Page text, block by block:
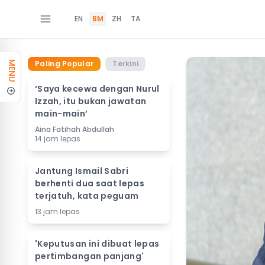
EN BM ZH TA
MENU Paling Popular Terkini
‘Saya kecewa dengan Nurul
Izzah, itu bukan jawatan
main-main’
Aina Fatihah Abdullah
14 jam lepas
Jantung Ismail Sabri
berhenti dua saat lepas
terjatuh, kata peguam
13 jam lepas
'Keputusan ini dibuat lepas
pertimbangan panjang'